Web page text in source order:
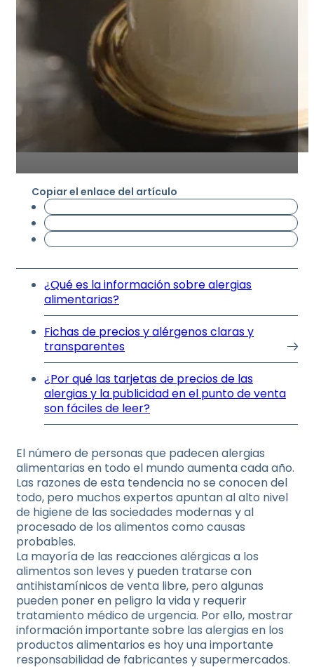
Copiar el enlace del artículo
¿Qué es la información sobre alergias
alimentarias?
Fichas de precios y alérgenos claras y
transparentes
¿Por qué las tarjetas de precios de las
alergias y la publicidad en el punto de venta
son fáciles de leer?
El número de personas que padecen alergias
alimentarias en todo el mundo aumenta cada año.
Las razones de esta tendencia no se conocen del
todo, pero muchos expertos apuntan al alto nivel
de higiene de las sociedades modernas y al
procesado de los alimentos como causas
probables.
La mayoría de las reacciones alérgicas a los
alimentos son leves y pueden tratarse con
antihistamínicos de venta libre, pero algunas
pueden poner en peligro la vida y requerir
tratamiento médico de urgencia. Por ello, mostrar
información importante sobre las alergias en los
productos alimentarios es hoy una importante
responsabilidad de fabricantes y supermercados.